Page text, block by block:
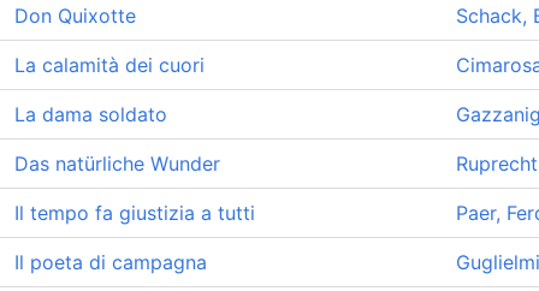
Don Quixotte Schack,
La calamità dei cuori
La dama soldato
Das natürliche Wunder
Il tempo fa giustizia a tutti Paer,
Il poeta di campagna